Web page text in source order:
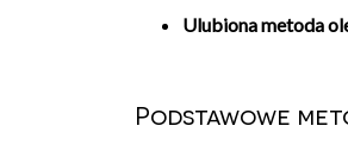
Ulubiona metoda
Podstawowe